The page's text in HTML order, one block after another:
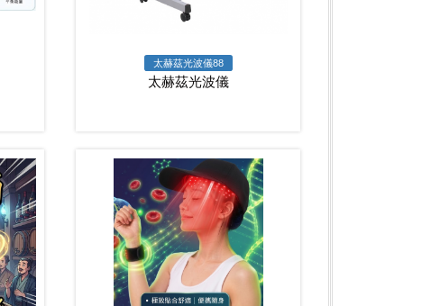
太赫茲光波儀88
太赫茲光波儀